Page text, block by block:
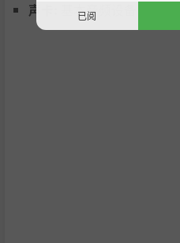
声卡:
基本音频设备
已阅